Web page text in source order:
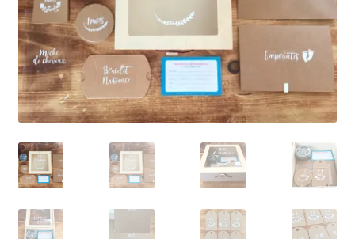
Solde de la carte-cadeau
Boutique en ligne
Blog
Panier
Politique de confidentialité
Validation de la commande